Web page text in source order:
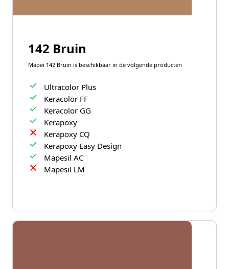
142 Bruin
Mapei 142 Bruin is beschikbaar in de volgende producten
Ultracolor Plus
Keracolor FF
Keracolor GG
Kerapoxy
Kerapoxy CQ
Kerapoxy Easy Design
Mapesil AC
Mapesil LM